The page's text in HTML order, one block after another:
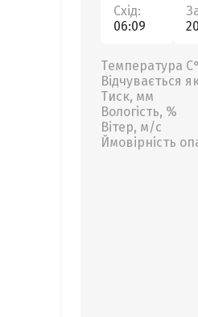
Схід:
06:09
Температура С°
Відчувається
Тиск, мм
Вологість, %
Вітер, м/с
Ймовірність